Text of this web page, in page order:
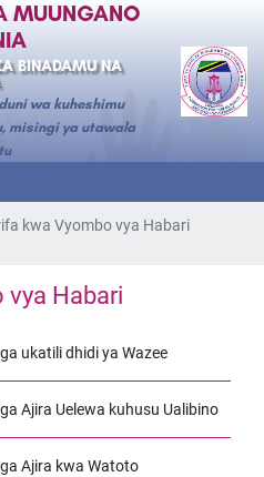
MUUNGANO
BINADAMU NA
wa kuheshimu
misingi ya utawala
kwa Vyombo vya Habari
vya Habari
ukatili dhidi ya Wazee
Ajira Uelewa kuhusu Ualibino
Ajira kwa Watoto